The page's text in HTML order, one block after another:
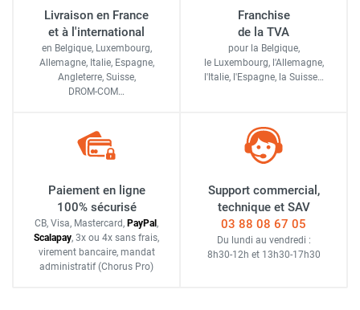
Livraison en France
et à l'international
en Belgique, Luxembourg,
Allemagne, Italie, Espagne,
Angleterre, Suisse,
DROM-COM…
Franchise
de la TVA
pour la Belgique,
le Luxembourg, l'Allemagne,
l'Italie, l'Espagne, la Suisse…
Paiement en ligne
100% sécurisé
CB, Visa, Mastercard, PayPal ,
Scalapay, 3x ou 4x sans frais,
virement bancaire, mandat
administratif (Chorus Pro)
Support commercial,
technique et SAV
03 88 08 67 05
Du lundi au vendredi :
8h30-12h et 13h30-17h30